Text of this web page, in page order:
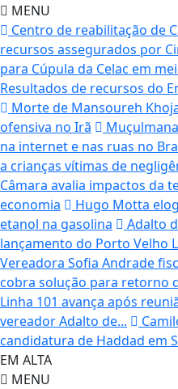
MENU
Centro de reabilitação de
recursos assegurados por
para Cúpula da Celac em
Resultados de recursos do
Morte de Mansoureh
ofensiva no Irã
na internet e nas ruas no
a crianças vítimas de
Câmara avalia impactos da
economia
Hugo Motta
etanol na gasolina
Adalto
lançamento do Porto Velho
Vereadora Sofia Andrade
cobra solução para retorno
Linha 101 avança após
vereador Adalto de...
candidatura de Haddad em
EM ALTA
MENU